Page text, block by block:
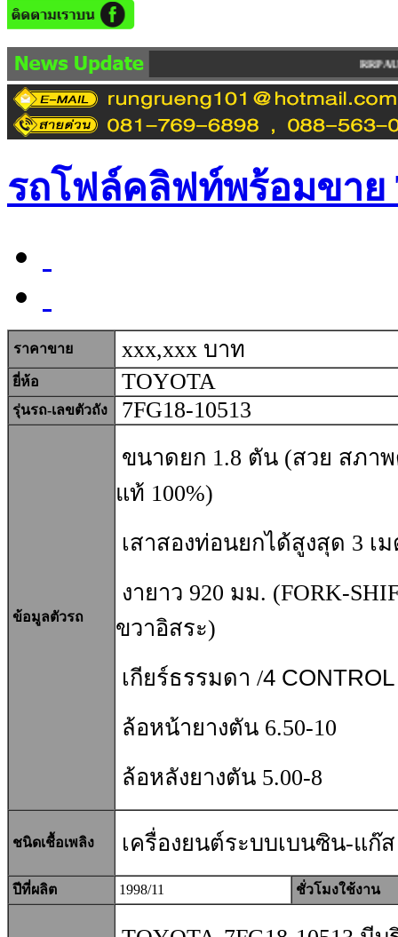
RRP AUTO IMPORT LIMITED
รถโฟล์คลิฟท์พร้อมขาย
ราคาขาย xxx,xxx บาท
ยี่ห้อ TOYOTA
รุ่นรถ-เลขตัวถัง 7FG18-10513
ข้อมูลตัวรถ
ขนาดยก 1.8 ตัน (สวย สภา
แท้ 100%)
เสาสองท่อนยกได้สูงสุด 3 เ
งายาว 920 มม. (FORK-
ขวาอิสระ)
เกียร์ธรรมดา /4 CONTROL
ล้อหน้ายางตัน 6.50-10
ล้อหลังยางตัน 5.00-8
ชนิดเชื้อเพลิง เครื่องยนต์ระบบเบนซิน-แก๊ส
ปีที่ผลิต 1998/11 ชั่วโมงใช้งาน